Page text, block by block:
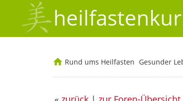
Rund ums Heilfasten Gesunder